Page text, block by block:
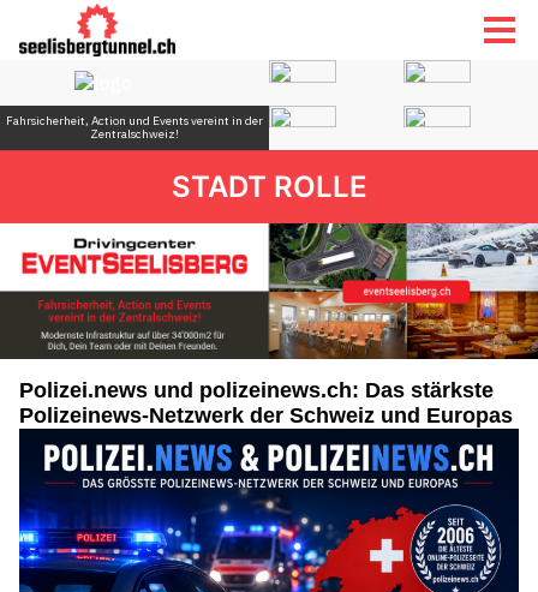
STADT ROLLE
Polizei.news und polizeinews.ch: Das stärkste
Polizeinews-Netzwerk der Schweiz und Europas